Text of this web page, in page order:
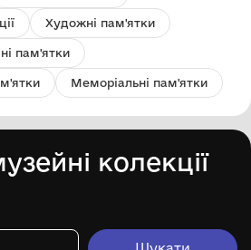
Художні пам'ятки
пам'ятки
Меморіальні пам'ятки
колекції